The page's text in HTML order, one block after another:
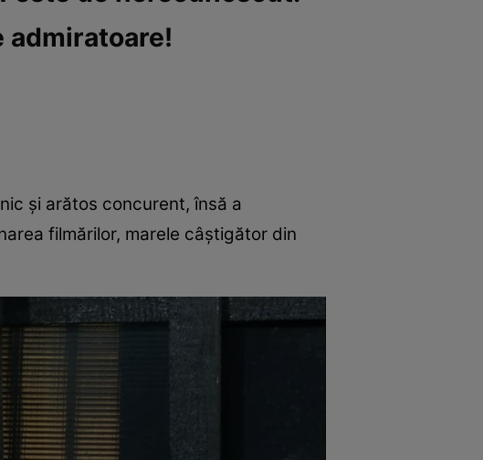
admiratoare!
și arătos concurent, însă a
filmărilor, marele câștigător din